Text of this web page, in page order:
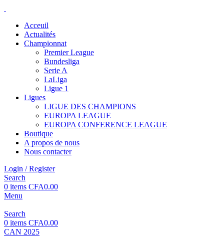
Acceuil
Actualités
Championnat
Premier League
Bundesliga
Serie A
LaLiga
Ligue 1
Ligues
LIGUE DES CHAMPIONS
EUROPA LEAGUE
EUROPA CONFERENCE LEAGUE
Boutique
A propos de nous
Nous contacter
Login / Register
Search
0 items CFA0.00
Menu
Search
0 items CFA0.00
CAN 2025